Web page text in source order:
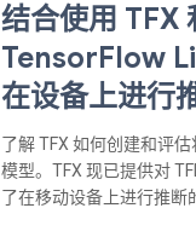
结合使用 TFX
TensorFlow
在设备上进行
了解 TFX 如何创建和评
模型。TFX 现已提供对
了在移动设备上进行推断